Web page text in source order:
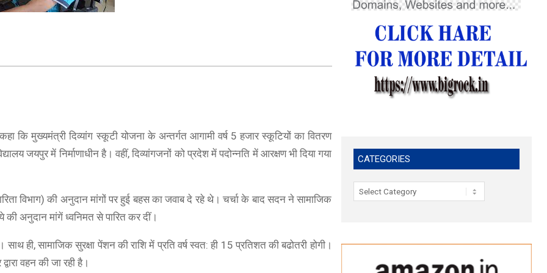
कि मुख्यमंत्री दिव्यांग स्कूटी योजना के अन्तर्गत आगामी वर्ष 5 हजार स्कूटियों का वितरण
जयपुर में निर्माणाधीन है। वहीं, दिव्यांगजनों को प्रदेश में पदोन्नति में आरक्षण भी दिया गया
विभाग) की अनुदान मांगों पर हुई बहस का जवाब दे रहे थे। चर्चा के बाद सदन ने सामाजिक
अनुदान मांगें ध्वनिमत से पारित कर दीं।
ही, सामाजिक सुरक्षा पेंशन की राशि में प्रति वर्ष स्वत: ही 15 प्रतिशत की बढोतरी होगी।
वहन की जा रही है।
CATEGORIES
Categories